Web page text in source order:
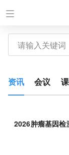
资讯 会议
2026肿瘤基因检